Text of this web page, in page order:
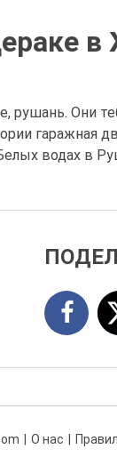
рушань. Они
водах в
О нас